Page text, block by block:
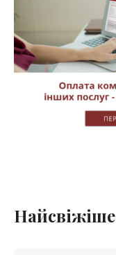
Найсвіжіше